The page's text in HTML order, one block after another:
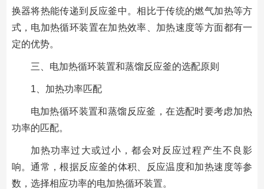
换器将热能传递到反应釜中。相比于传统的燃气加热等方
式，电加热循环装置在加热效率、加热速度等方面都有一
定的优势。
三、电加热循环装置和蒸馏反应釜的选配原则
1、加热功率匹配
电加热循环装置和蒸馏反应釜，在选配时要考虑加热
功率的匹配。
加热功率过大或过小，都会对反应过程产生不良影
响。通常，根据反应釜的体积、反应温度和加热速度等参
数，选择相应功率的电加热循环装置。